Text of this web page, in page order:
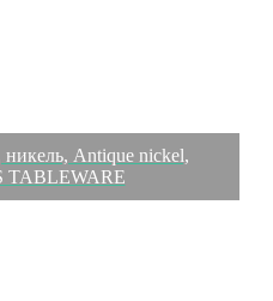
Antique nickel,
TABLEWARE